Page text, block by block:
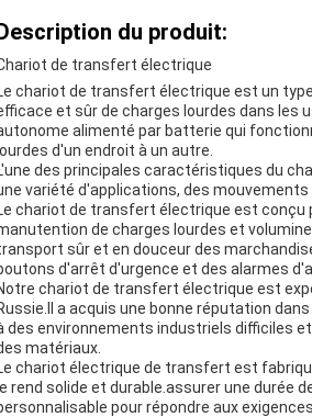
du produit:
de transfert électrique
chariot de transfert électrique est un
et sûr de charges lourdes dans les
alimenté par batterie qui
d'un endroit à un autre.
des principales caractéristiques du
variété d'applications, des
chariot de transfert électrique est conçu
de charges lourdes et
sûr et en douceur des
d'arrêt d'urgence et des alarmes
chariot de transfert électrique est
a acquis une bonne réputation
des environnements industriels difficiles
matériaux.
chariot électrique de transfert est
rend solide et durable.assurer une durée
pour répondre aux